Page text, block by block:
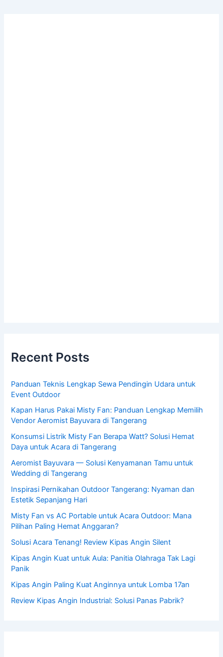
Recent Posts
Panduan Teknis Lengkap Sewa Pendingin Udara untuk
Event Outdoor
Kapan Harus Pakai Misty Fan: Panduan Lengkap Memilih
Vendor Aeromist Bayuvara di Tangerang
Konsumsi Listrik Misty Fan Berapa Watt? Solusi Hemat
Daya untuk Acara di Tangerang
Aeromist Bayuvara — Solusi Kenyamanan Tamu untuk
Wedding di Tangerang
Inspirasi Pernikahan Outdoor Tangerang: Nyaman dan
Estetik Sepanjang Hari
Misty Fan vs AC Portable untuk Acara Outdoor: Mana
Pilihan Paling Hemat Anggaran?
Solusi Acara Tenang! Review Kipas Angin Silent
Kipas Angin Kuat untuk Aula: Panitia Olahraga Tak Lagi
Panik
Kipas Angin Paling Kuat Anginnya untuk Lomba 17an
Review Kipas Angin Industrial: Solusi Panas Pabrik?